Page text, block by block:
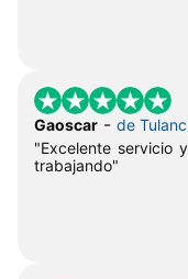
Gaoscar - de
"Excelente servicio
trabajando"